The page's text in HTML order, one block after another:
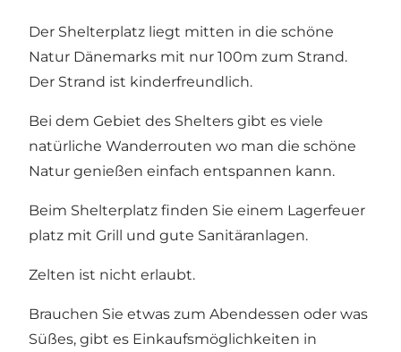
Der Shelterplatz liegt mitten in die schöne
Natur Dänemarks mit nur 100m zum Strand.
Der Strand ist kinderfreundlich.
Bei dem Gebiet des Shelters gibt es viele
natürliche Wanderrouten wo man die schöne
Natur genießen einfach entspannen kann.
Beim Shelterplatz finden Sie einem Lagerfeuer
platz mit Grill und gute Sanitäranlagen.
Zelten ist nicht erlaubt.
Brauchen Sie etwas zum Abendessen oder was
Süßes, gibt es Einkaufsmöglichkeiten in